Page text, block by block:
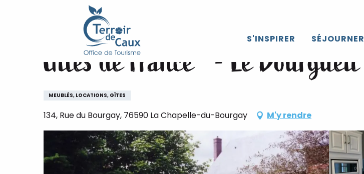
S'INSPIRER SÉJOURNER
Gîtes de France® - Le Bourgueil
Gîtes de France® - Le Bourgueil
MEUBLÉS, LOCATIONS, GÎTES
134, Rue du Bourgay, 76590 La Chapelle-du-Bourgay M'y rendre